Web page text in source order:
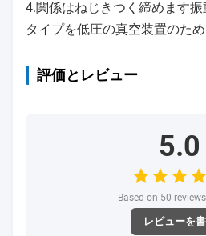
4.関係はねじきつく締めます
タイプを低圧の真空装置のた
評価とレビュー
5.0
Based on 50
レビューを書